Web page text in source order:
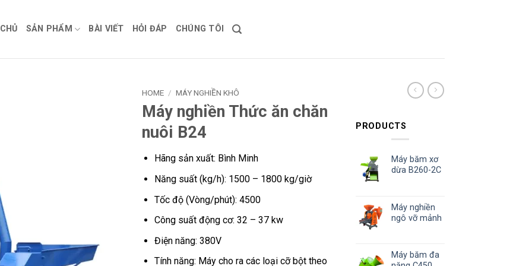
SẢN PHẨM BÀI VIẾT HỎI ĐÁP CHÚNG TÔI
HOME / MÁY NGHIỀN KHÔ
Máy nghiền Thức ăn chăn
nuôi B24
Hãng sản xuất: Bình Minh
Năng suất (kg/h): 1500 – 1800 kg/giờ
Tốc độ (Vòng/phút): 4500
Công suất động cơ: 32 – 37 kw
Điện năng: 380V
Tính năng: Máy cho ra các loại cỡ bột theo
PRODUCTS
Máy băm xơ
dừa B260-2C
Máy nghiền
ngô vỡ mảnh
Máy băm đa